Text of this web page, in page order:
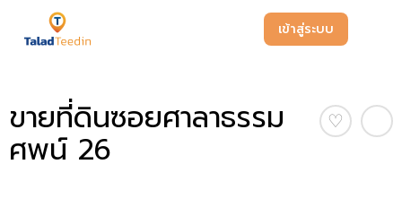
เข้าสู่ระบบ
ขายที่ดินซอยศาลาธรรม
ศพน์ 26
♡